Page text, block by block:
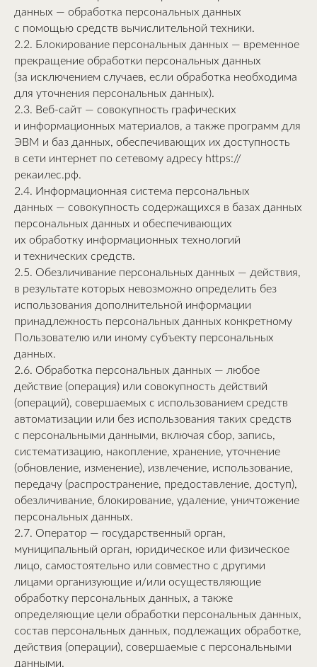
данных — обработка персональных данных
с помощью средств вычислительной техники.
2.2. Блокирование персональных данных — временное
прекращение обработки персональных данных
(за исключением случаев, если обработка необходима
для уточнения персональных данных).
2.3. Веб-сайт — совокупность графических
и информационных материалов, а также программ для
ЭВМ и баз данных, обеспечивающих их доступность
в сети интернет по сетевому адресу https://
рекаилес.рф.
2.4. Информационная система персональных
данных — совокупность содержащихся в базах данных
персональных данных и обеспечивающих
их обработку информационных технологий
и технических средств.
2.5. Обезличивание персональных данных — действия,
в результате которых невозможно определить без
использования дополнительной информации
принадлежность персональных данных конкретному
Пользователю или иному субъекту персональных
данных.
2.6. Обработка персональных данных — любое
действие (операция) или совокупность действий
(операций), совершаемых с использованием средств
автоматизации или без использования таких средств
с персональными данными, включая сбор, запись,
систематизацию, накопление, хранение, уточнение
(обновление, изменение), извлечение, использование,
передачу (распространение, предоставление, доступ),
обезличивание, блокирование, удаление, уничтожение
персональных данных.
2.7. Оператор — государственный орган,
муниципальный орган, юридическое или физическое
лицо, самостоятельно или совместно с другими
лицами организующие и/или осуществляющие
обработку персональных данных, а также
определяющие цели обработки персональных данных,
состав персональных данных, подлежащих обработке,
действия (операции), совершаемые с персональными
данными.